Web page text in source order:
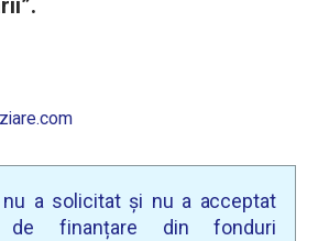
ziare.com
nu a solicitat și nu a acceptat
finanțare din fonduri